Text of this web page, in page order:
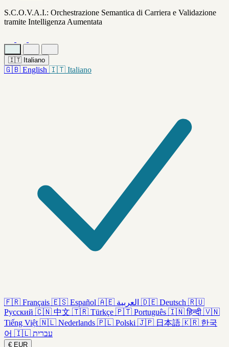
S.C.O.V.A.I.: Orchestrazione Semantica di Carriera e Validazione
tramite Intelligenza Aumentata
🇮🇹 Italiano
🇬🇧 English 🇮🇹 Italiano
🇫🇷 Français 🇪🇸 Español 🇦🇪 العربية 🇩🇪 Deutsch 🇷🇺
Русский 🇨🇳 中文 🇹🇷 Türkçe 🇵🇹 Português 🇮🇳 हिन्दी 🇻🇳
Tiếng Việt 🇳🇱 Nederlands 🇵🇱 Polski 🇯🇵 日本語 🇰🇷 한국
어 🇮🇱 עברית
€ EUR